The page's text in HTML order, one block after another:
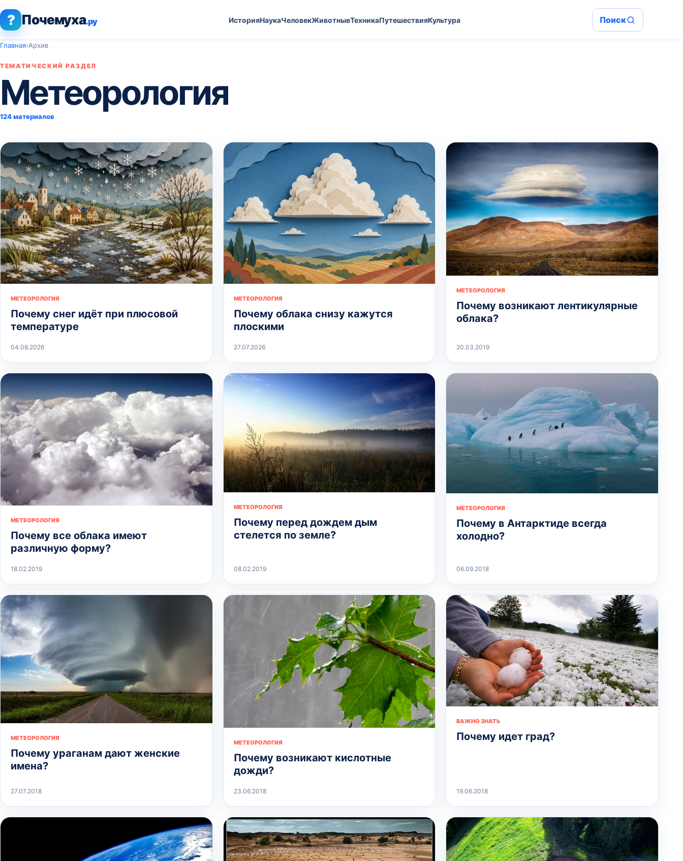
? Почемуха.ру ИсторияНаукаЧеловекЖивотныеТехникаПутешествияКультура Поиск
Главная›Архив
ТЕМАТИЧЕСКИЙ РАЗДЕЛ
Метеорология
124 материалов
МЕТЕОРОЛОГИЯ
Почему снег идёт при плюсовой
температуре
04.08.2026
МЕТЕОРОЛОГИЯ
Почему облака снизу кажутся
плоскими
27.07.2026
МЕТЕОРОЛОГИЯ
Почему возникают лентикулярные
облака?
20.03.2019
МЕТЕОРОЛОГИЯ
Почему все облака имеют
различную форму?
18.02.2019
МЕТЕОРОЛОГИЯ
Почему перед дождем дым
стелется по земле?
08.02.2019
МЕТЕОРОЛОГИЯ
Почему в Антарктиде всегда
холодно?
06.09.2018
МЕТЕОРОЛОГИЯ
Почему ураганам дают женские
имена?
27.07.2018
МЕТЕОРОЛОГИЯ
Почему возникают кислотные
дожди?
23.06.2018
ВАЖНО ЗНАТЬ
Почему идет град?
19.06.2018